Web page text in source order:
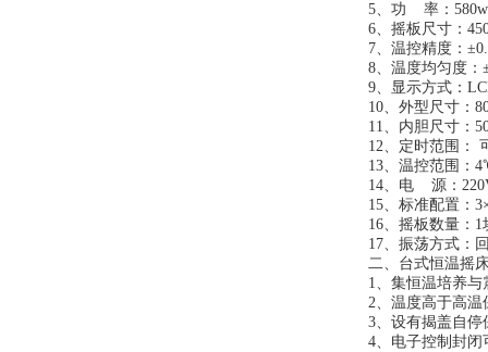
5、功 率：580w
6、摇板尺寸：
7、温控精度：
8、温度均匀度：
9、显示方式：
10、外型尺寸：
11、内胆尺寸：
12、定时范围：
13、温控范围：
14、电 源：
15、标准配置：
16、摇板数量：1
17、振荡方式：
二、台式恒温摇床
1、集恒温培养与
2、温度高于高温保
3、设有揭盖自停
4、电子控制封闭